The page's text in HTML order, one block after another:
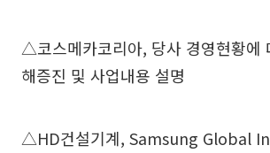
△코스메카코리아, 당사 경영현황에
해증진 및 사업내용 설명
△HD건설기계, Samsung Global